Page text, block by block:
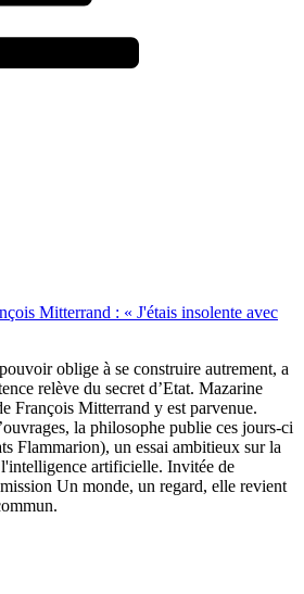
Mitterrand : « J'étais insolente avec
oblige à se construire autrement, a
relève du secret d’Etat. Mazarine
François Mitterrand y est parvenue.
la philosophe publie ces jours-ci
Flammarion), un essai ambitieux sur la
artificielle. Invitée de
Un monde, un regard, elle revient